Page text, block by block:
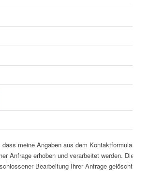
meine Angaben aus dem Kontaktformular zur
Anfrage erhoben und verarbeitet werden. Die
Bearbeitung Ihrer Anfrage gelöscht.